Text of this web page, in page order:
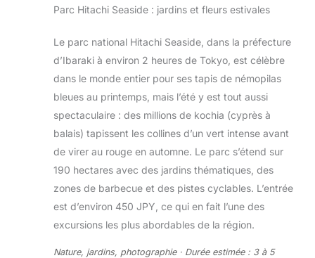
Parc Hitachi Seaside : jardins et fleurs estivales
Le parc national Hitachi Seaside, dans la préfecture
d’Ibaraki à environ 2 heures de Tokyo, est célèbre
dans le monde entier pour ses tapis de némopilas
bleues au printemps, mais l’été y est tout aussi
spectaculaire : des millions de kochia (cyprès à
balais) tapissent les collines d’un vert intense avant
de virer au rouge en automne. Le parc s’étend sur
190 hectares avec des jardins thématiques, des
zones de barbecue et des pistes cyclables. L’entrée
est d’environ 450 JPY, ce qui en fait l’une des
excursions les plus abordables de la région.
Nature, jardins, photographie · Durée estimée : 3 à 5